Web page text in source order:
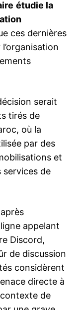
étudie la
ces dernières
serait
tirés de
où la
par des
et
services de
appelant
Discord,
de discussion
considèrent
directe à
de